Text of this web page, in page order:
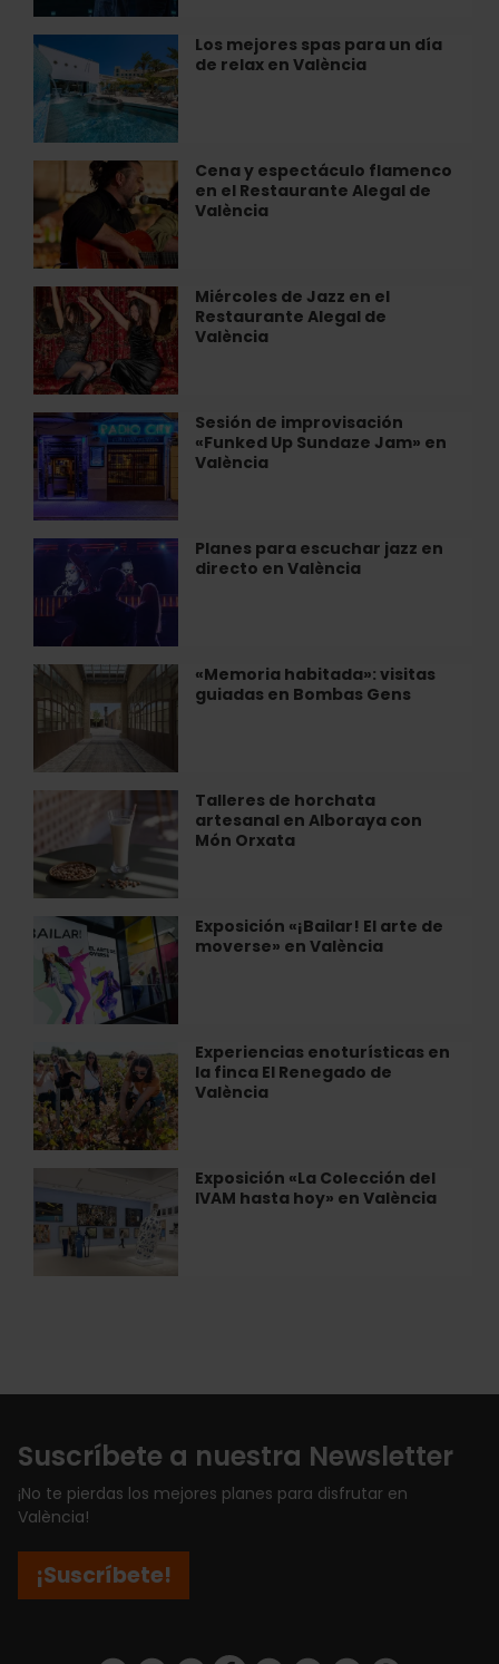
te
puedes
perder
este
verano
en
Los mejores spas para un día
de relax en València
Los
mejores
spas
para
un
día
de
relax
en
València
Cena y espectáculo flamenco
en el Restaurante Alegal de
València
y
espectáculo
flamenco
en
el
Restaurante
Alegal
de
València
Miércoles de Jazz en el
Restaurante Alegal de
València
Miércoles
de
Jazz
en
el
Restaurante
Alegal
de
València
Sesión de improvisación
«Funked Up Sundaze Jam» en
València
Sesión
de
improvisación
«Funked
Up
Sundaze
Jam»
València
Planes para escuchar jazz en
directo en València
Planes
para
escuchar
jazz
en
directo
València
«Memoria habitada»: visitas
guiadas en Bombas Gens
«Memoria
habitada»:
visitas
guiadas
en
Bombas
Talleres de horchata
artesanal en Alboraya con
Món Orxata
Talleres
horchata
artesanal
en
Alboraya
con
Món
Orxata
Exposición «¡Bailar! El arte de
moverse» en València
Exposición
«¡Bailar!
El
arte
moverse»
en
València
Experiencias enoturísticas en
la finca El Renegado de
València
Experiencias
enoturísticas
en
la
finca
de
València
Exposición «La Colección del
IVAM hasta hoy» en València
«La
Colección
del
IVAM
Suscríbete a nuestra Newsletter
¡No te pierdas los mejores planes para disfrutar en
València!
¡Suscríbete!